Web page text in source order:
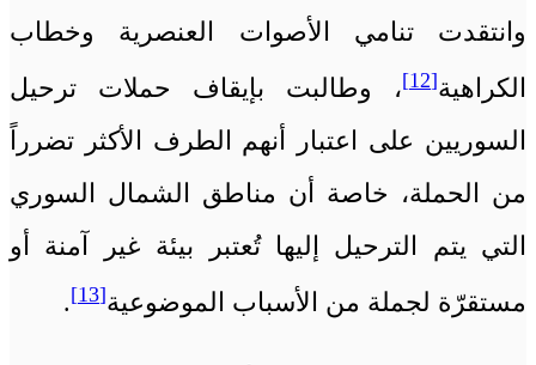
وانتقدت تنامي الأصوات العنصرية وخطاب
الكراهية[12]
، وطالبت بإيقاف حملات ترحيل
السوريين على اعتبار أنهم الطرف الأكثر تضرراً
من الحملة، خاصة أن مناطق الشمال السوري
التي يتم الترحيل إليها تُعتبر بيئة غير آمنة أو
مستقرّة لجملة من الأسباب الموضوعية[13]
.